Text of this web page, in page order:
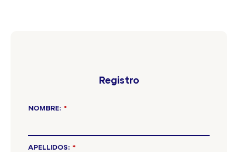
Registro
*
NOMBRE:
*
APELLIDOS: